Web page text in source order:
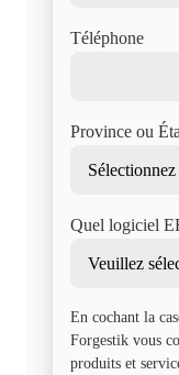
Téléphone
Province ou
Quel logiciel
En cochant la
Forgestik vous
produits et